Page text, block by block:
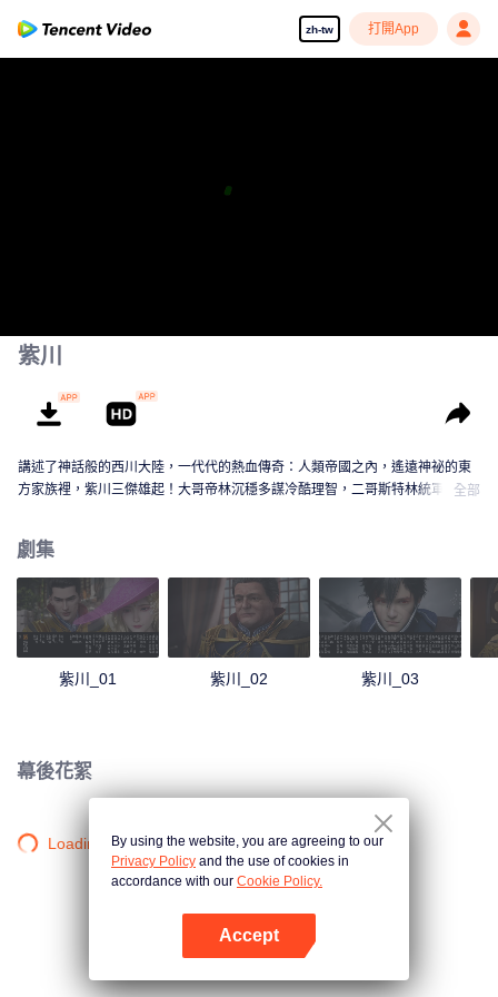
zh-tw 打開App
紫川
講述了神話般的西川大陸，一代代的熱血傳奇：人類帝國之內，遙遠神祕的東
方家族裡，紫川三傑雄起！大哥帝林沉穩多謀冷酷理智，二哥斯特林統軍有方
洪；斯特林以家族為重，無情而又深情惜別戀人.....人類、魔族、獸族、遠東各
族，在這片大陸上紛紛擾擾，糾葛不斷。在血與火的交融中，刀與劍的碰撞
中，構成了龐大的史詩般的故事——紫川。動畫描繪了一個獨特奇妙的世界，
將一群不同性格的人物，一個個展現出來，譜寫了一曲既壯烈，又悽婉的傳奇
悲歌……
全部
劇集
紫川_01 紫川_02 紫川_03
幕後花絮
Loading…By using the website, you are agreeing to our
Privacy Policy and the use of cookies in
accordance with our Cookie Policy.
Accept